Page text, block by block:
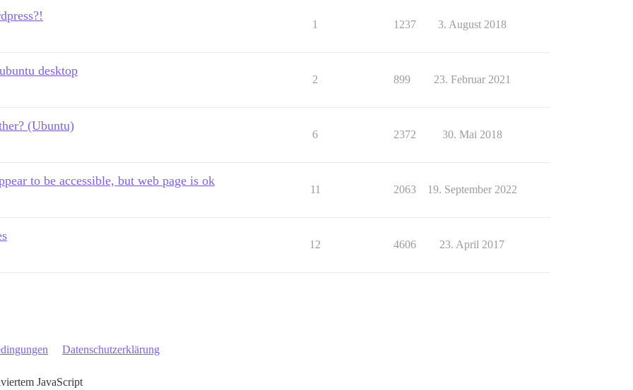
1 1237 3. August 2018
desktop
2 899 23. Februar 2021
(Ubuntu)
6 2372 30. Mai 2018
to be accessible, but web page is ok
11 2063 19. September 2022
12 4606 23. April 2017
Datenschutzerklärung
JavaScript